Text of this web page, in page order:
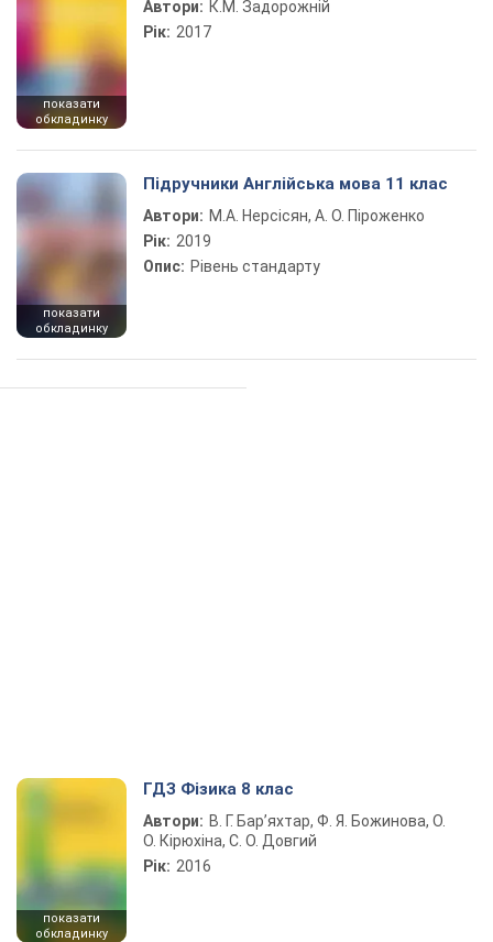
показати
обкладинку
Автори: К.М. Задорожній
Рік: 2017
показати
обкладинку
Підручники Англійська мова 11 клас
Автори: М.А. Нерсісян, А. О. Піроженко
Рік: 2019
Опис: Рівень стандарту
показати
обкладинку
ГДЗ Фізика 8 клас
Автори: В. Г. Бар’яхтар, Ф. Я. Божинова, О.
О. Кірюхіна, С. О. Довгий
Рік: 2016